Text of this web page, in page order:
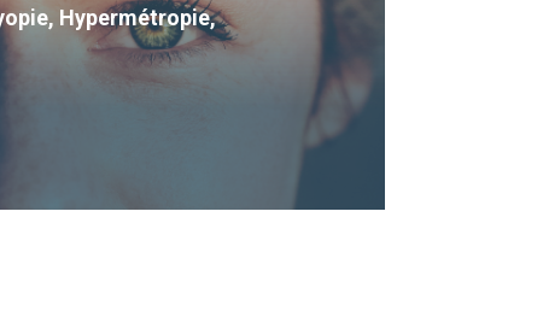
Hypermétropie,